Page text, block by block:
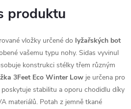
produktu
vložky určené do lyžařských bot
vašemu typu nohy. Sidas vyvinul
konstrukci stélky třem různým
3Feet Eco Winter Low je určena pro
poskytuje stabilitu a oporu chodidlu díky
materiálů. Potah z jemně tkané